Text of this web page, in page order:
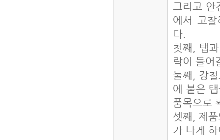
그리고 안
에서 고
다.
첫째, 탭
락이 들어
둘째, 강
에 붙은
품목으로
셋째, 제
가 나게